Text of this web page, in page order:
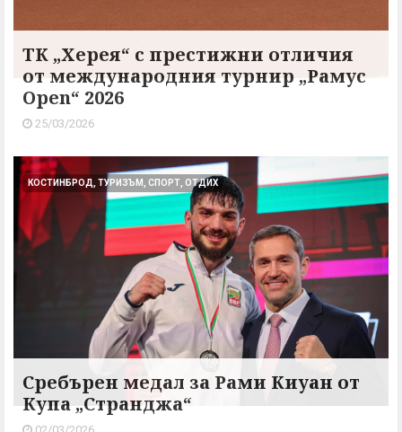
ТК „Херея“ с престижни отличия
от международния турнир „Рамус
Open“ 2026
25/03/2026
КОСТИНБРОД, ТУРИЗЪМ, СПОРТ, ОТДИХ
Сребърен медал за Рами Киуан от
Купа „Странджа“